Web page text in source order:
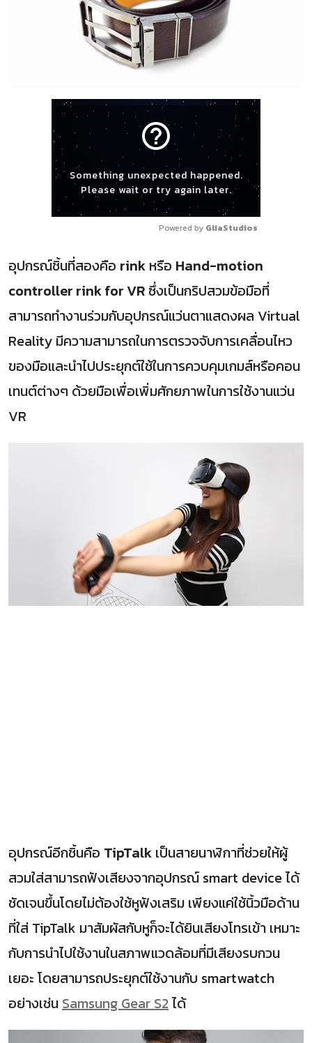
help_outline
Something unexpected happened.
Please wait or try again later.
Powered by GliaStudios
อุปกรณ์ชิ้นที่สองคือ rink หรือ Hand-motion
controller rink for VR ซึ่งเป็นกริปสวมข้อมือที่
สามารถทำงานร่วมกับอุปกรณ์แว่นตาแสดงผล Virtual
Reality มีความสามารถในการตรวจจับการเคลื่อนไหว
ของมือและนำไปประยุกต์ใช้ในการควบคุมเกมส์หรือคอน
เทนต์ต่างๆ ด้วยมือเพื่อเพิ่มศักยภาพในการใช้งานแว่น
VR
อุปกรณ์อีกชิ้นคือ TipTalk เป็นสายนาฬิกาที่ช่วยให้ผู้
สวมใส่สามารถฟังเสียงจากอุปกรณ์ smart device ได้
ชัดเจนขึ้นโดยไม่ต้องใช้หูฟังเสริม เพียงแค่ใช้นิ้วมือด้าน
ที่ใส่ TipTalk มาสัมผัสกับหูก็จะได้ยินเสียงโทรเข้า เหมาะ
กับการนำไปใช้งานในสภาพแวดล้อมที่มีเสียงรบกวน
เยอะ โดยสามารถประยุกต์ใช้งานกับ smartwatch
อย่างเช่น Samsung Gear S2ได้